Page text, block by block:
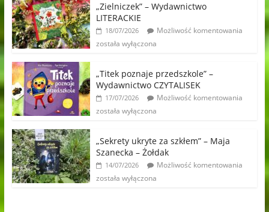
„Zielniczek” – Wydawnictwo
LITERACKIE
18/07/2026
Możliwość komentowania
została wyłączona
„Titek poznaje przedszkole” –
Wydawnictwo CZYTALISEK
17/07/2026
Możliwość komentowania
została wyłączona
„Sekrety ukryte za szkłem” – Maja
Szanecka – Żołdak
14/07/2026
Możliwość komentowania
została wyłączona